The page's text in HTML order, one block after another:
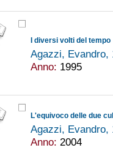
I diversi volti del tempo
Agazzi,
Anno: 1995
L'equivoco delle due
Agazzi,
Anno: 2004